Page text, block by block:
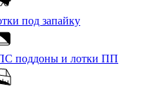
под запайку
поддоны и лотки ПП